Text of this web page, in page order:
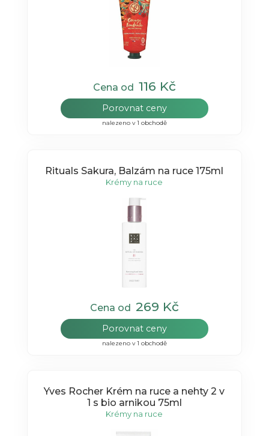
Cena od 116 Kč
Porovnat ceny
nalezeno v 1 obchodě
Rituals Sakura, Balzám na ruce 175ml
Krémy na ruce
Cena od 269 Kč
Porovnat ceny
nalezeno v 1 obchodě
Yves Rocher Krém na ruce a nehty 2 v
1 s bio arnikou 75ml
Krémy na ruce